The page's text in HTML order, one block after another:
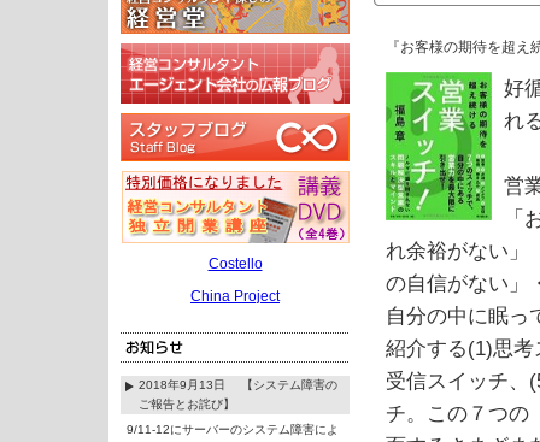
Costello
China Project
2018年9月13日 【システム障害の
ご報告とお詫び】
9/11-12にサーバーのシステム障害によ
『お客様の期待を超
好
れ
営
「
れ余裕がない」
の自信がない」
自分の中に眠っ
紹介する(1)思
受信スイッチ、
チ。この７つの